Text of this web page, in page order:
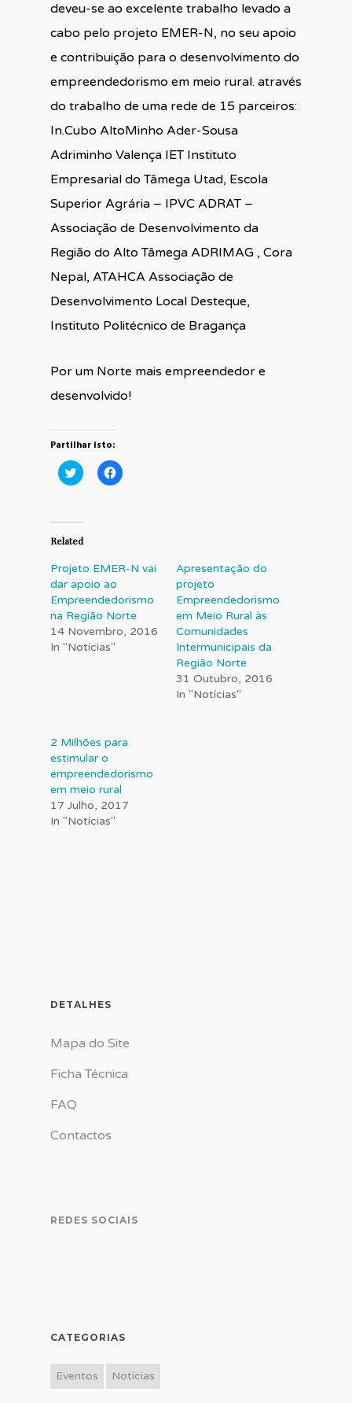
deveu-se ao excelente trabalho levado a
cabo pelo projeto EMER-N, no seu apoio
e contribuição para o desenvolvimento do
empreendedorismo em meio rural. através
do trabalho de uma rede de 15 parceiros:
In.Cubo AltoMinho Ader-Sousa
Adriminho Valença IET Instituto
Empresarial do Tâmega Utad, Escola
Superior Agrária – IPVC ADRAT –
Associação de Desenvolvimento da
Região do Alto Tâmega ADRIMAG , Cora
Nepal, ATAHCA Associação de
Desenvolvimento Local Desteque,
Instituto Politécnico de Bragança
Por um Norte mais empreendedor e
desenvolvido!
Partilhar isto:
Click
to
(Opens
new
Click
to
Related
Projeto EMER-N vai
dar apoio ao
Empreendedorismo
na Região Norte
14 Novembro, 2016
In "Notícias"
Apresentação do
projeto
Empreendedorismo
em Meio Rural às
Comunidades
Intermunicipais da
Região Norte
31 Outubro, 2016
In "Notícias"
2 Milhões para
estimular o
empreendedorismo
em meio rural
17 Julho, 2017
In "Notícias"
DETALHES
Mapa do Site
Ficha Técnica
FAQ
Contactos
REDES SOCIAIS
CATEGORIAS
Eventos Notícias